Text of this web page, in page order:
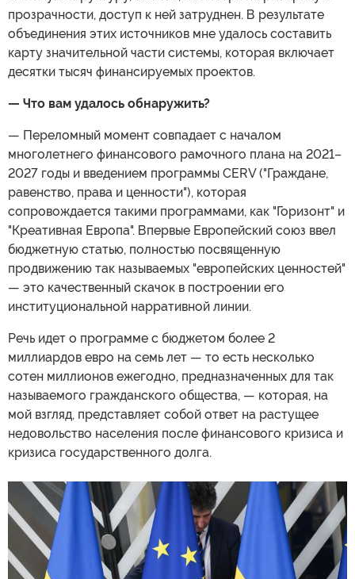
прозрачности, доступ к ней затруднен. В результате
объединения этих источников мне удалось составить
карту значительной части системы, которая включает
десятки тысяч финансируемых проектов.
— Что вам удалось обнаружить?
— Переломный момент совпадает с началом
многолетнего финансового рамочного плана на 2021–
2027 годы и введением программы CERV ("Граждане,
равенство, права и ценности"), которая
сопровождается такими программами, как "Горизонт" и
"Креативная Европа". Впервые Европейский союз ввел
бюджетную статью, полностью посвященную
продвижению так называемых "европейских ценностей"
— это качественный скачок в построении его
институциональной нарративной линии.
Речь идет о программе с бюджетом более 2
миллиардов евро на семь лет — то есть несколько
сотен миллионов ежегодно, предназначенных для так
называемого гражданского общества, — которая, на
мой взгляд, представляет собой ответ на растущее
недовольство населения после финансового кризиса и
кризиса государственного долга.